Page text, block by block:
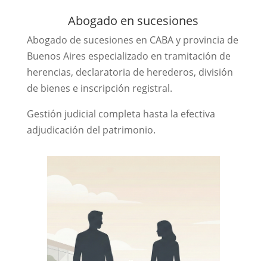
Abogado en sucesiones
Abogado de sucesiones en CABA y provincia de
Buenos Aires especializado en tramitación de
herencias, declaratoria de herederos, división
de bienes e inscripción registral.
Gestión judicial completa hasta la efectiva
adjudicación del patrimonio.